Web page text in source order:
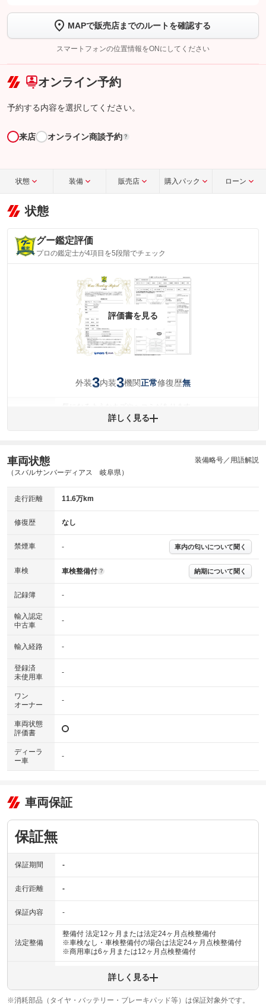
トーク画面で
ボタンをタップして問い合わせを
完了してください。
こちら
MAPで販売店までのルートを確認する
スマートフォンの位置情報をONにしてください
オンライン予約
予約する内容を選択してください。
来店 オンライン商談予約 ?
状態 装備 販売店 購入パック ローン
状態
グー鑑定評価
プロの鑑定士が4項目を5段階でチェック
評価書を見る
外装3内装3機関正常修復歴無
キズ・へこみについて問い合わせる
機関 主要機関に不具合はありません。
※グー鑑定は保証サービスではございません。購入時は必ず現車をご確認
下さい。
※実際にお渡しするコンディションチェックシートにつきましては、形式
および表示項目が異なる場合がございます。
す。車両情報等の詳細は各販売店へお問い合わせ下さい。
詳しく見る
車両状態
（スバルサンバーディアス 岐阜県）
装備略号／用語解説
走行距離 11.6万km
修復歴 なし
禁煙車 - 車内の匂いについて聞く
車検 車検整備付 ? 納期について聞く
記録簿 -
輸入認定
中古車
-
輸入経路 -
登録済
未使用車
-
ワン
オーナー
-
車両状態
評価書
ディーラ
ー車
-
車両保証
保証無
保証期間 -
走行距離 -
保証内容 -
法定整備
整備付 法定12ヶ月または法定24ヶ月点検整備付
※車検なし・車検整備付の場合は法定24ヶ月点検整備付
※商用車は6ヶ月または12ヶ月点検整備付
備点検を行った後の納車となりますのでご安心ください！
詳しく見る
※消耗部品（タイヤ・バッテリー・ブレーキパッド等）は保証対象外です。